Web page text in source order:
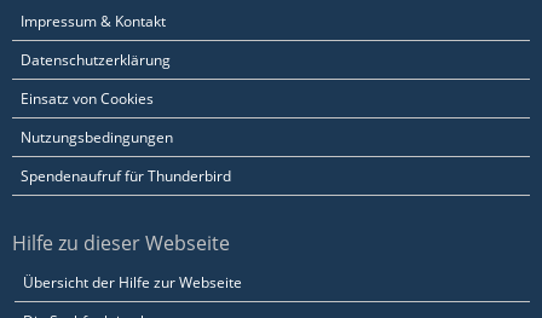
Impressum & Kontakt
Datenschutzerklärung
Einsatz von Cookies
Nutzungsbedingungen
Spendenaufruf für Thunderbird
Hilfe zu dieser Webseite
Übersicht der Hilfe zur Webseite